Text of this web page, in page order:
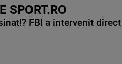
SPORT.RO
FBI a intervenit